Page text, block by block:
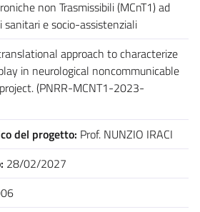
non Trasmissibili (MCnT1) ad
e socio-assistenziali
approach to characterize
in neurological noncommunicable
(PNRR-MCNT1-2023-
del progetto: Prof. NUNZIO IRACI
28/02/2027